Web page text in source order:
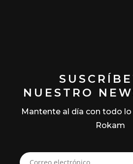
NUESTRO
Mantente al día con todo
Rokam